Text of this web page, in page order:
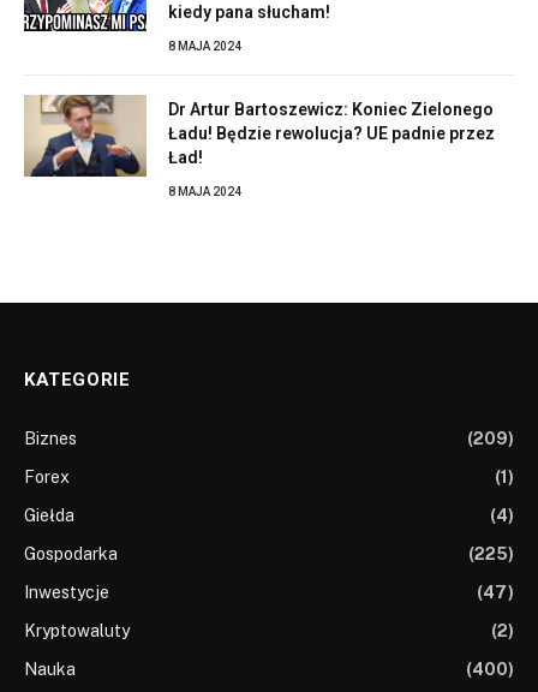
kiedy pana słucham!
8 MAJA 2024
Dr Artur Bartoszewicz: Koniec Zielonego
Ładu! Będzie rewolucja? UE padnie przez
Ład!
8 MAJA 2024
KATEGORIE
Biznes
(209)
Forex
(1)
Giełda
(4)
Gospodarka
(225)
Inwestycje
(47)
Kryptowaluty
(2)
Nauka
(400)